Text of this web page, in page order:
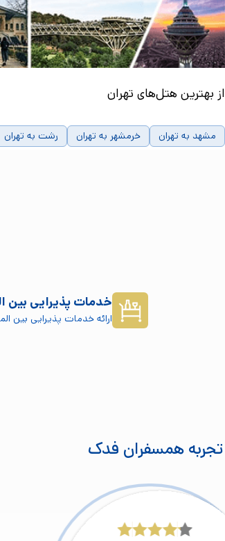
از بهترین هتل‌های تهران
مشهد به تهران خرمشهر به تهران رشت به تهران
خدمات پذیرایی بین
ارائه خدمات پذیرایی بین
تجربه همسفران فدک